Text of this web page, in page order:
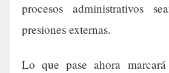
procesos administrativos
presiones externas.
Lo que pase ahora